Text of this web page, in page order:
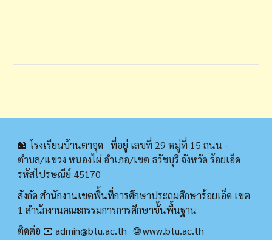
🏫 โรงเรียนบ้านตาอุด ที่อยู่ เลขที่ 29 หมู่ที่ 15 ถนน -
ตำบล/แขวง หนองไผ่ อำเภอ/เขต ธวัชบุรี จังหวัด ร้อยเอ็ด
รหัสไปรษณีย์ 45170
สังกัด สำนักงานเขตพื้นที่การศึกษาประถมศึกษาร้อยเอ็ด เขต
1 สำนักงานคณะกรรมการการศึกษาขั้นพื้นฐาน
ติดต่อ 📧 admin@btu.ac.th 🌐www.btu.ac.th